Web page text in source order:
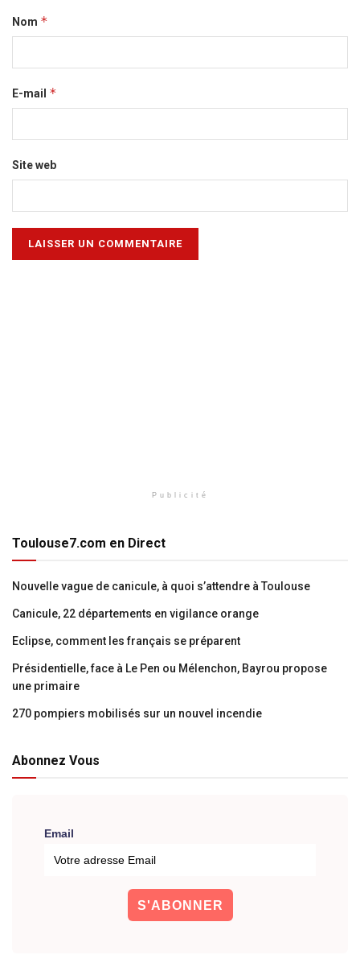
Nom *
E-mail *
Site web
Publicité
Toulouse7.com en Direct
Nouvelle vague de canicule, à quoi s’attendre à Toulouse
Canicule, 22 départements en vigilance orange
Eclipse, comment les français se préparent
Présidentielle, face à Le Pen ou Mélenchon, Bayrou propose
une primaire
270 pompiers mobilisés sur un nouvel incendie
Abonnez Vous
Email